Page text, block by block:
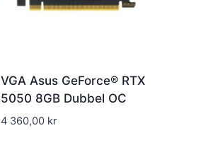
VGA Asus GeForce® RTX
5050 8GB Dubbel OC
4 360,00 kr